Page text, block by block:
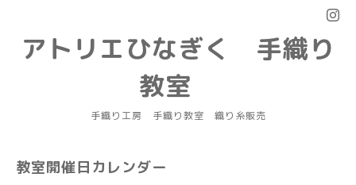
アトリエひなぎく 手織り
教室
手織り工房 手織り教室 織り糸販売
教室開催日カレンダー